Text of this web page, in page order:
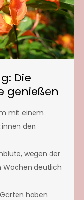
Die
genießen
mit einem
den
wegen der
Wochen deutlich
haben